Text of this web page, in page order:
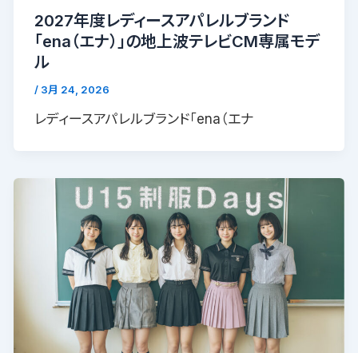
2027年度レディースアパレルブランド
「ena（エナ）」の地上波テレビCM専属モデ
ル
/ 3月 24, 2026
レディースアパレルブランド「ena（エナ